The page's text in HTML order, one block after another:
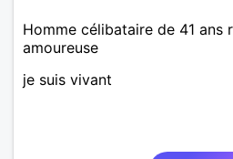
Homme célibataire de 41 ans
amoureuse
je suis vivant